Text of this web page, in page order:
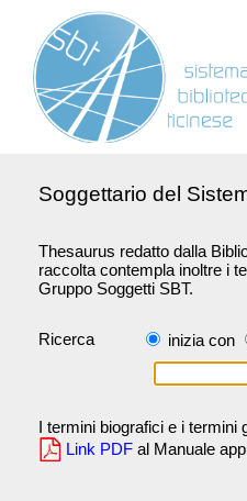
Soggettario del
Thesaurus redatto dalla
raccolta contempla inoltre i
Gruppo Soggetti SBT.
Ricerca inizia con
I termini biografici e i termini
Link PDF al Manuale